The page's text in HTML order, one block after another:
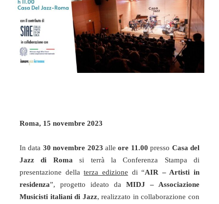
Roma, 15 novembre 2023
In data 30 novembre 2023 alleore 11.00 presso Casa del
Jazz di Roma si terrà la Conferenza Stampa di
presentazione dellaterza edizione di “AIR – Artisti in
residenza”, progetto ideato da MIDJ – Associazione
Musicisti italiani di Jazz, realizzato in collaborazione con